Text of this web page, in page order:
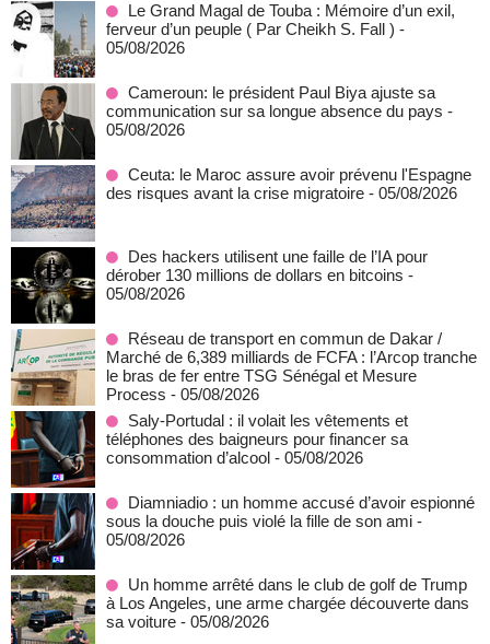
Le Grand Magal de Touba : Mémoire d’un exil,
ferveur d’un peuple ( Par Cheikh S. Fall ) -
05/08/2026
Cameroun: le président Paul Biya ajuste sa
communication sur sa longue absence du pays -
05/08/2026
Ceuta: le Maroc assure avoir prévenu l'Espagne
des risques avant la crise migratoire - 05/08/2026
Des hackers utilisent une faille de l’IA pour
dérober 130 millions de dollars en bitcoins -
05/08/2026
Réseau de transport en commun de Dakar /
Marché de 6,389 milliards de FCFA : l’Arcop tranche
le bras de fer entre TSG Sénégal et Mesure
Process - 05/08/2026
Saly-Portudal : il volait les vêtements et
téléphones des baigneurs pour financer sa
consommation d’alcool - 05/08/2026
Diamniadio : un homme accusé d’avoir espionné
sous la douche puis violé la fille de son ami -
05/08/2026
Un homme arrêté dans le club de golf de Trump
à Los Angeles, une arme chargée découverte dans
sa voiture - 05/08/2026